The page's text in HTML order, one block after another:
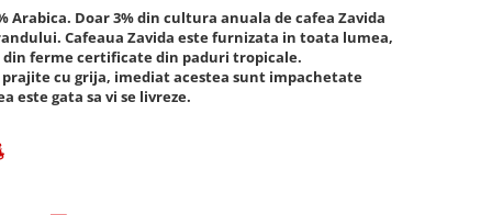
Arabica. Doar 3% din cultura anuala de cafea Zavida
Cafeaua Zavida este furnizata in toata lumea,
din ferme certificate din paduri tropicale.
cu grija, imediat acestea sunt impachetate
este gata sa vi se livreze.